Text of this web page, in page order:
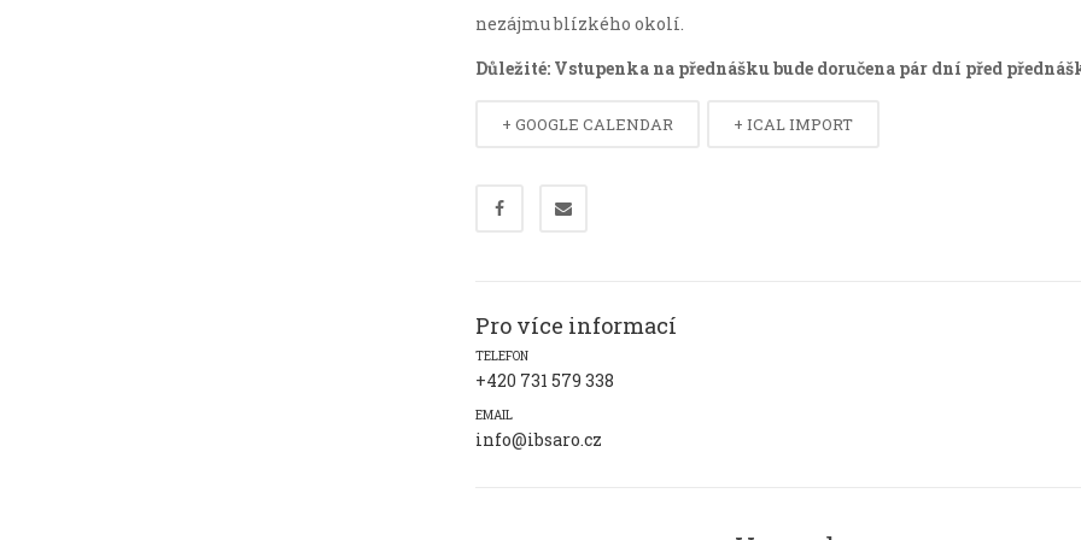
nezájmu blízkého okolí.
Důležité: Vstupenka na přednášku bude doručena pár dní před
+ GOOGLE CALENDAR + ICAL IMPORT
Pro více informací
TELEFON
+420 731 579 338
EMAIL
info@ibsaro.cz